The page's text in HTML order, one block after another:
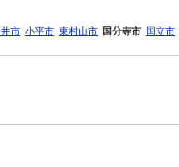
市 小平市 東村山市 国分寺市 国立市